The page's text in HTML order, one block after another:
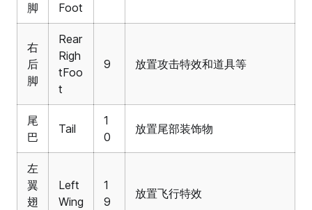
脚
Foot
右
后
脚
Rear
Righ
tFoo
t
9 放置攻击特效和道具等
尾
巴
Tail
1
0
放置尾部装饰物
左
翼
翅
Left
Wing
1
9
放置飞行特效